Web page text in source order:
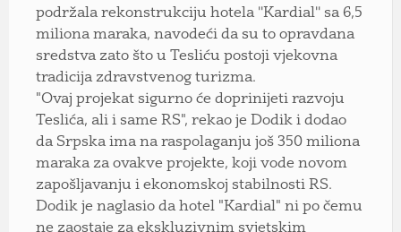
podržala rekonstrukciju hotela ''Kardial'' sa 6,5
miliona maraka, navodeći da su to opravdana
sredstva zato što u Tesliću postoji vjekovna
tradicija zdravstvenog turizma.
"Ovaj projekat sigurno će doprinijeti razvoju
Teslića, ali i same RS", rekao je Dodik i dodao
da Srpska ima na raspolaganju još 350 miliona
maraka za ovakve projekte, koji vode novom
zapošljavanju i ekonomskoj stabilnosti RS.
Dodik je naglasio da hotel "Kardial" ni po čemu
ne zaostaje za ekskluzivnim svjetskim